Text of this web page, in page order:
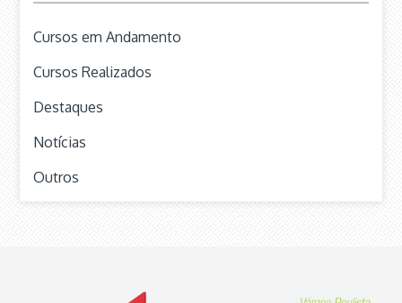
Cursos em Andamento
Cursos Realizados
Destaques
Notícias
Outros